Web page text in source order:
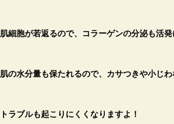
肌細胞が若返るので、コラーゲンの分泌も活発
肌の水分量も保たれるので、カサつきや小じ
トラブルも起こりにくくなりますよ！